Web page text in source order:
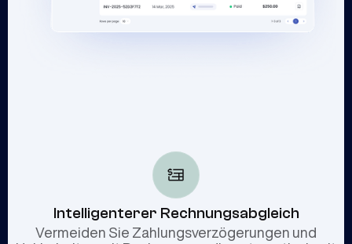
Intelligenterer Rechnungsabgleich
Vermeiden Sie Zahlungsverzögerungen und